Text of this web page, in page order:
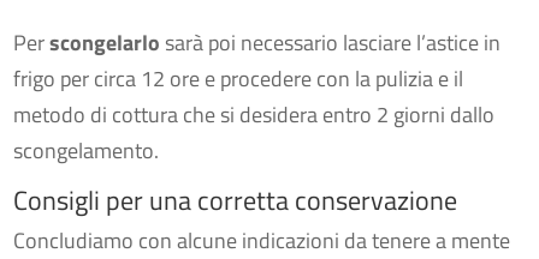
Perscongelarlo sarà poi necessario lasciare l’astice in
frigo per circa 12 ore e procedere con la pulizia e il
metodo di cottura che si desidera entro 2 giorni dallo
scongelamento.
Consigli per una corretta conservazione
Concludiamo con alcune indicazioni da tenere a mente